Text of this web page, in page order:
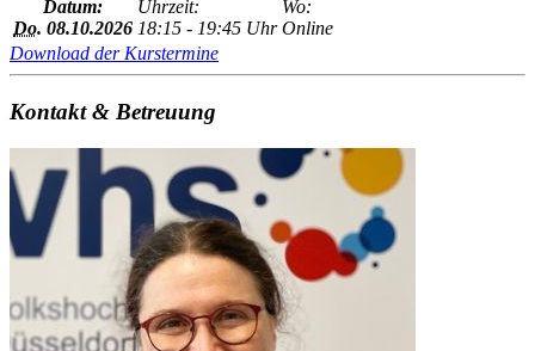
Datum:
Do. 08.10.2026
Uhrzeit:
18:15 - 19:45 Uhr
Wo:
Online
Download der Kurstermine
Kontakt & Betreuung